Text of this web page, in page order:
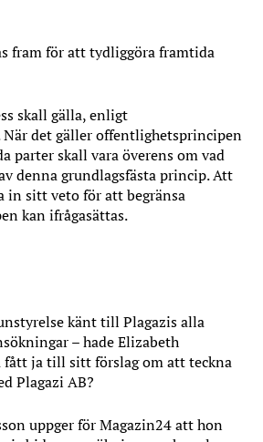
fram för att tydliggöra framtida
skall gälla, enligt
det gäller offentlighetsprincipen
parter skall vara överens om vad
denna grundlagsfästa princip. Att
in sitt veto för att begränsa
kan ifrågasättas.
känt till Plagazis alla
– hade Elizabeth
fått ja till sitt förslag om att teckna
Plagazi AB?
uppger för Magazin24 att hon